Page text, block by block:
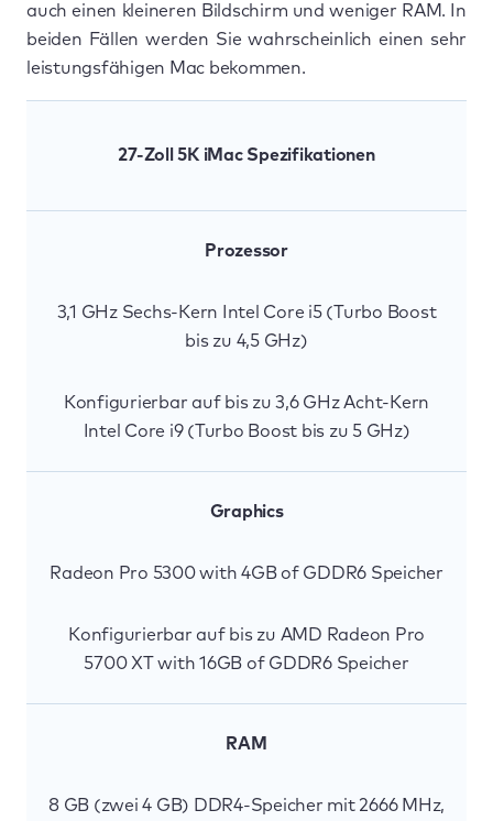
auch einen kleineren Bildschirm und weniger RAM. In
beiden Fällen werden Sie wahrscheinlich einen sehr
leistungsfähigen Mac bekommen.
27-Zoll 5K iMac Spezifikationen
Prozessor
3,1 GHz Sechs-Kern Intel Core i5 (Turbo Boost
bis zu 4,5 GHz)
Konfigurierbar auf bis zu 3,6 GHz Acht-Kern
Intel Core i9 (Turbo Boost bis zu 5 GHz)
Graphics
Radeon Pro 5300 with 4GB of GDDR6 Speicher
Konfigurierbar auf bis zu AMD Radeon Pro
5700 XT with 16GB of GDDR6 Speicher
RAM
8 GB (zwei 4 GB) DDR4-Speicher mit 2666 MHz,